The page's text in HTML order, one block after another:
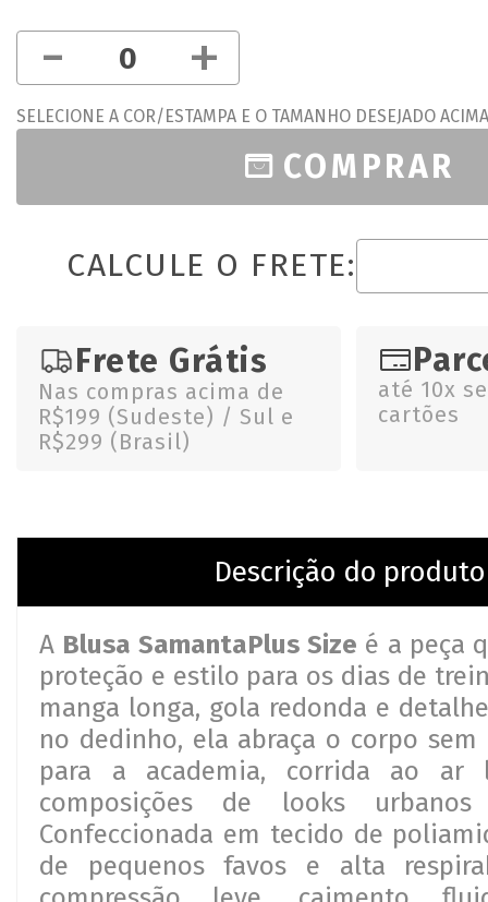
- +
SELECIONE A COR/ESTAMPA E O TAMANHO DESEJADO ACIMA
COMPRAR
CALCULE O FRETE:
Frete Grátis
Nas compras acima de
R$199 (Sudeste) / Sul e
R$299 (Brasil)
até 10x
cartões
Descrição do produto
A Blusa SamantaPlus Size é a peça
proteção e estilo para os dias de
manga longa, gola redonda e
no dedinho, ela abraça o corpo sem
para a academia, corrida ao ar
composições de looks
Confeccionada em tecido de
de pequenos favos e alta